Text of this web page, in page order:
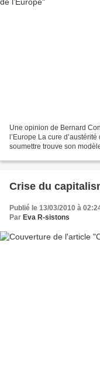
Une opinion de Bernard
l’Europe La cure
soumettre trouve son
Crise du
Publié le 13/03/2010 à
Par Eva R-sistons